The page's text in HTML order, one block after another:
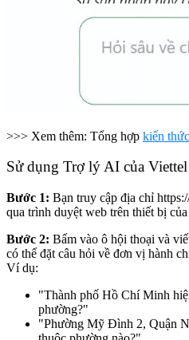
>>> Xem thêm: Tổng hợp kiến thức
Sử dụng Trợ lý AI của Viettel
Bước 1: Bạn truy cập địa chỉ
qua trình duyệt web trên thiết bị
Bước 2: Bấm vào ô hội thoại và
có thể đặt câu hỏi về đơn vị hành
Ví dụ:
"Thành phố Hồ Chí Minh
phường?"
"Phường Mỹ Đình 2, Quận